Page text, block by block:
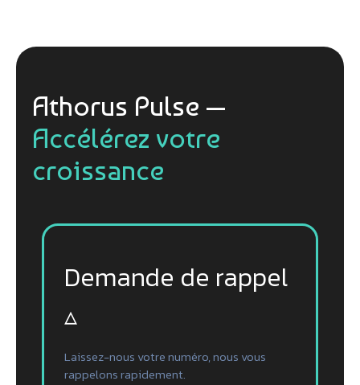
Athorus Pulse —
Accélérez votre
croissance
Demande de rappel
▵
Laissez-nous votre numéro, nous vous
rappelons rapidement.